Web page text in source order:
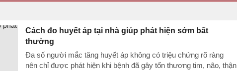
Cách đo huyết áp tại nhà giúp phát hiện sớm bất
thường
Đa số người mắc tăng huyết áp không có triệu chứng rõ ràng
nên chỉ được phát hiện khi bệnh đã gây tổn thương tim, não, thận